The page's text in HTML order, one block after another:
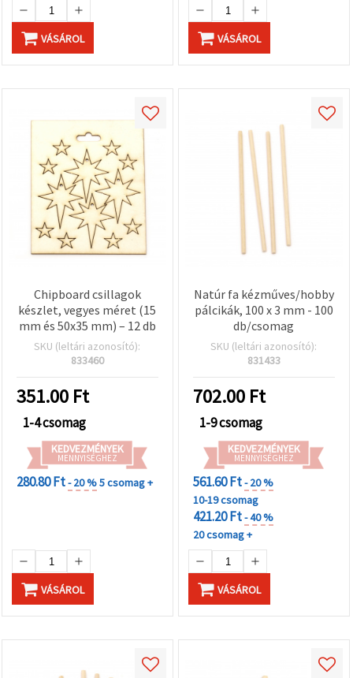
VÁSÁROL VÁSÁROL
Chipboard csillagok
készlet, vegyes méret (15
mm és 50x35 mm) – 12 db
SKU (leltári azonosító):
833460
351.00 Ft
1-4 csomag
KEDVEZMÉNYEK
MENNYISÉGHEZ
280.80 Ft- 20 %5 csomag +
VÁSÁROL
Natúr fa kézműves/hobby
pálcikák, 100 x 3 mm - 100
db/csomag
SKU (leltári azonosító):
831433
702.00 Ft
1-9 csomag
KEDVEZMÉNYEK
MENNYISÉGHEZ
561.60 Ft- 20 %
10-19 csomag
421.20 Ft- 40 %
20 csomag +
VÁSÁROL